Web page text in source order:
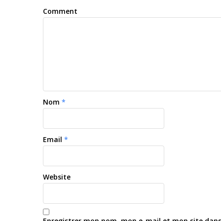
Comment
Nom *
Email *
Website